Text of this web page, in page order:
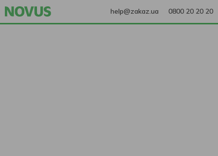
help@zakaz.ua 0800 20 20 20